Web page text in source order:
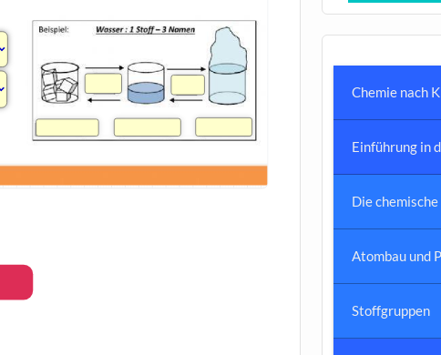
Chemie nach
Einführung in
Die
Atombau und
Stoffgruppen